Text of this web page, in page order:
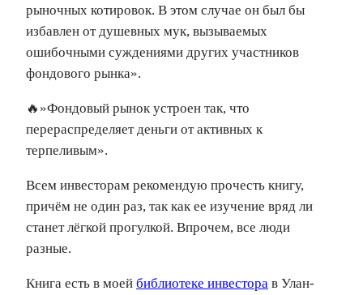
рыночных котировок. В этом случае он был бы
избавлен от душевных мук, вызываемых
ошибочными суждениями других участников
фондового рынка».
🔥»Фондовый рынок устроен так, что
перераспределяет деньги от активных к
терпеливым».
Всем инвесторам рекомендую прочесть книгу,
причём не один раз, так как ее изучение вряд ли
станет лёгкой прогулкой. Впрочем, все люди
разные.
Книга есть в моей библиотеке инвестора в Улан-